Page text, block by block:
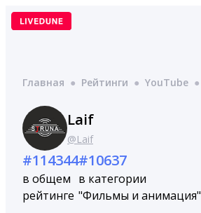
Перейти
Главная ● Рейтинги ● YouTube ●
Laif
@Laif
#114344
в общем
рейтинге
#10637
в категории
"Фильмы и анимация"